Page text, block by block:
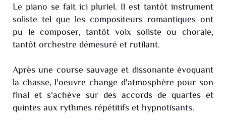
Le piano se fait ici pluriel. Il est tantôt instrument
soliste tel que les compositeurs romantiques ont
pu le composer, tantôt voix soliste ou chorale,
tantôt orchestre démesuré et rutilant.
Après une course sauvage et dissonante évoquant
la chasse, l'oeuvre change d'atmosphère pour son
final et s'achève sur des accords de quartes et
quintes aux rythmes répétitifs et hypnotisants.